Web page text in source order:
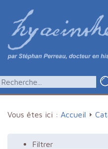
Vous êtes ici : Accueil
Filtrer